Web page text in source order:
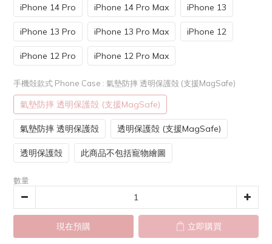
iPhone 14 Pro iPhone 14 Pro Max iPhone 13
iPhone 13 Pro iPhone 13 Pro Max iPhone 12
iPhone 12 Pro iPhone 12 Pro Max
手機殻款式 Phone Case : 氣墊防摔 透明保護殻 (支援MagSafe)
氣墊防摔 透明保護殻 (支援MagSafe)
氣墊防摔 透明保護殻 透明保護殻 (支援MagSafe)
透明保護殻 此商品不包括寵物繪圖
數量
現在預購 立即購買